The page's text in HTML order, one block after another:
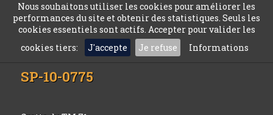
Nous souhaitons utiliser les cookies pour améliorer les
performances du site et obtenir des statistiques. Seuls les
cookies essentiels sont actifs. Accepter pour valider les
cookies tiers:
J'accepte Je refuse Informations
SP-10-0775